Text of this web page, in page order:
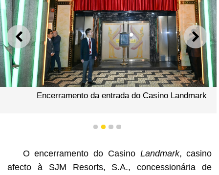
ANTERIOR
Encerramento da entrada do Casino Landmark
1 2 3 4
O encerramento do Casino Landmark, casino
afecto à SJM Resorts, S.A., concessionária de